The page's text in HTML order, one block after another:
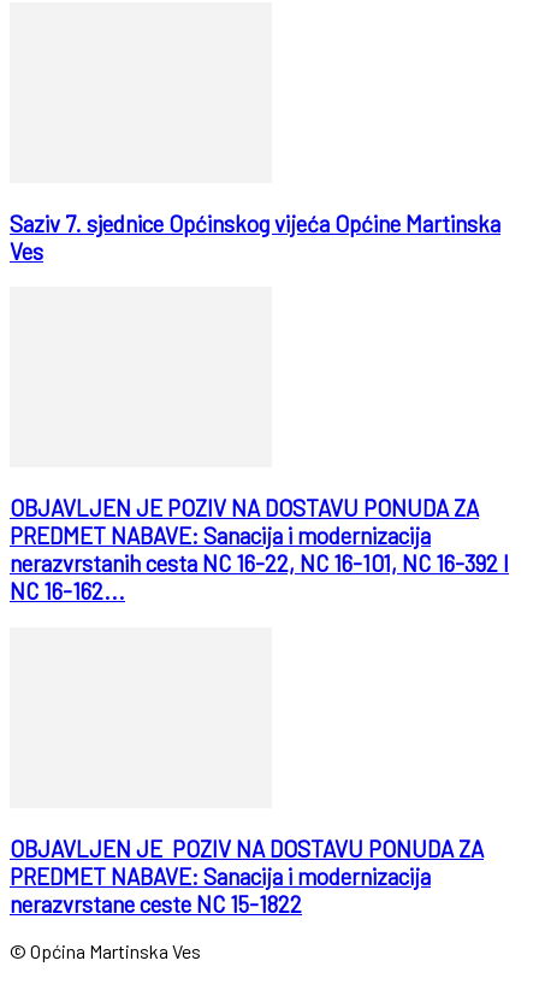
Saziv 7. sjednice Općinskog vijeća Općine Martinska
Ves
OBJAVLJEN JE POZIV NA DOSTAVU PONUDA ZA
PREDMET NABAVE: Sanacija i modernizacija
nerazvrstanih cesta NC 16-22, NC 16-101, NC 16-392 I
NC 16-162...
OBJAVLJEN JE POZIV NA DOSTAVU PONUDA ZA
PREDMET NABAVE: Sanacija i modernizacija
nerazvrstane ceste NC 15-1822
© Općina Martinska Ves